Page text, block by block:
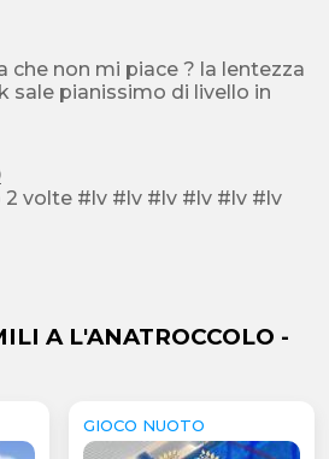
che non mi piace ? la lentezza
sale pianissimo di livello in
2 volte #lv #lv #lv #lv #lv #lv
A L'ANATROCCOLO -
GIOCO NUOTO